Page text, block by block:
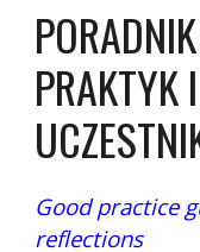
PRAKTYK
Good practice
reflections